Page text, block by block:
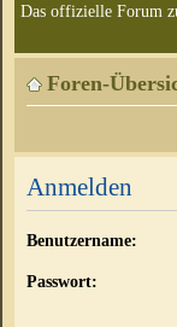
Das offizielle Forum
Foren-
Anmelden
Benutzername:
Passwort: